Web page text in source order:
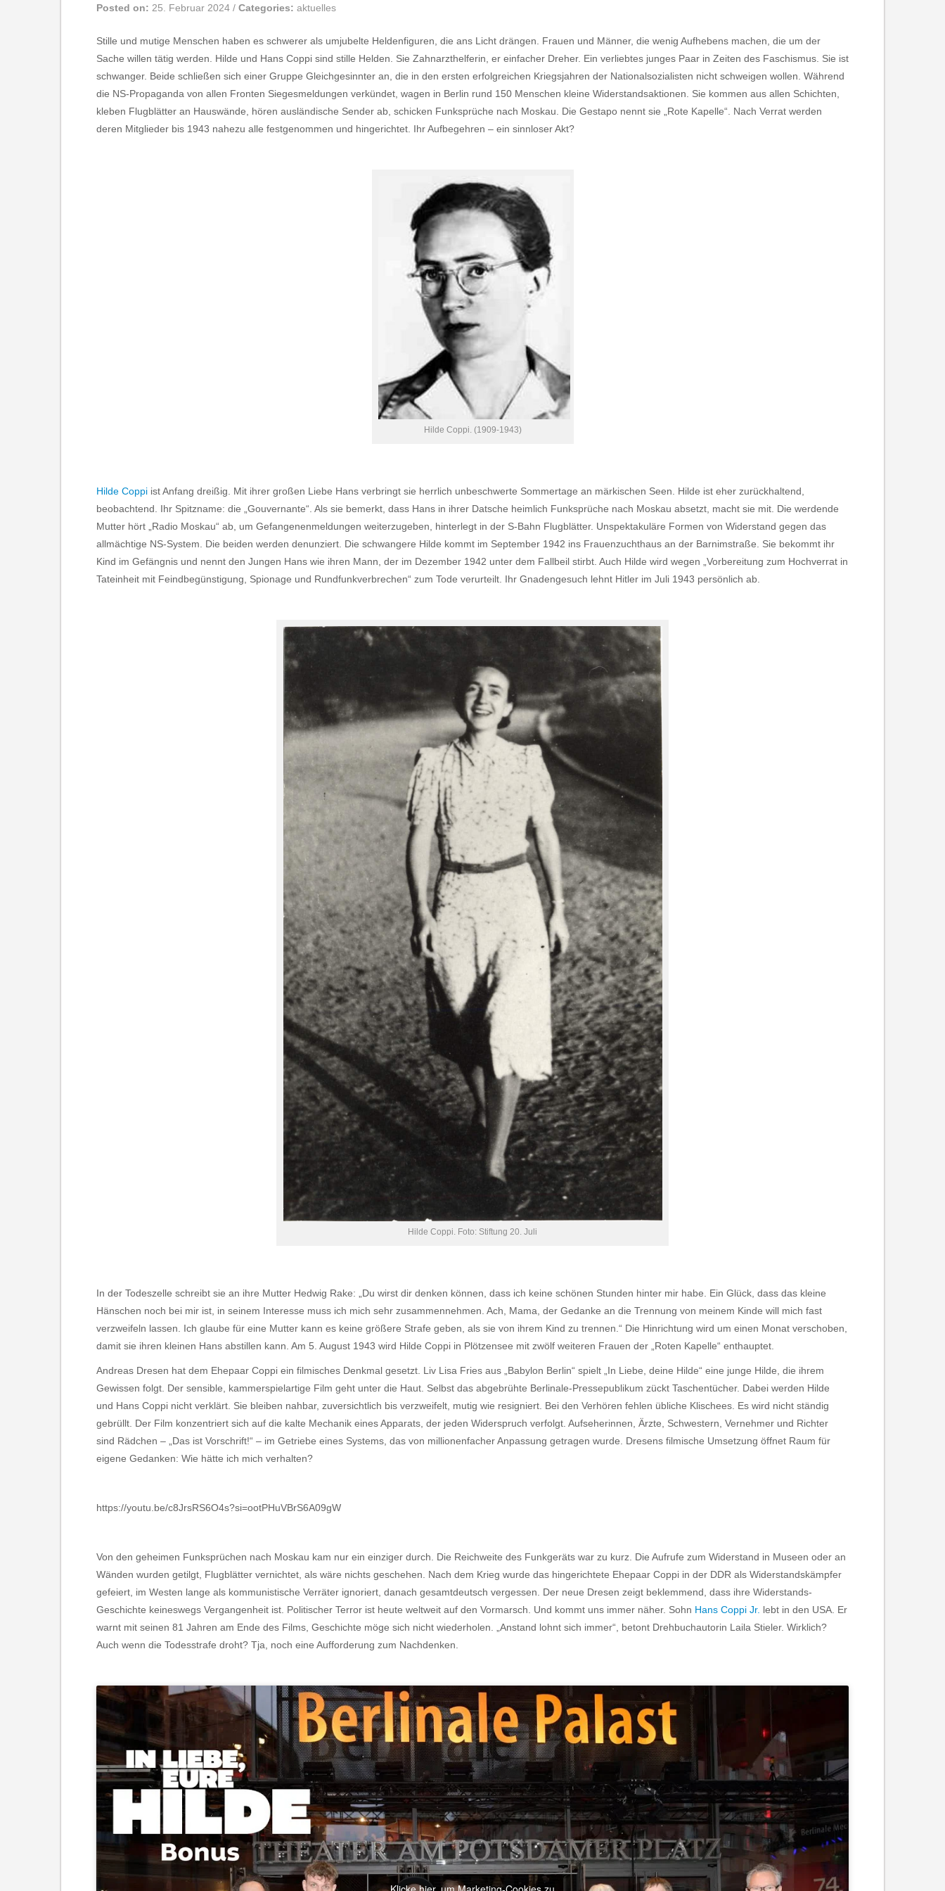
Posted on: 25. Februar 2024 / Categories: aktuelles
Stille und mutige Menschen haben es schwerer als umjubelte Heldenfiguren, die ans Licht drängen. Frauen und Männer, die wenig Aufhebens machen, die um der
Sache willen tätig werden. Hilde und Hans Coppi sind stille Helden. Sie Zahnarzthelferin, er einfacher Dreher. Ein verliebtes junges Paar in Zeiten des Faschismus. Sie ist
schwanger. Beide schließen sich einer Gruppe Gleichgesinnter an, die in den ersten erfolgreichen Kriegsjahren der Nationalsozialisten nicht schweigen wollen. Während
die NS-Propaganda von allen Fronten Siegesmeldungen verkündet, wagen in Berlin rund 150 Menschen kleine Widerstandsaktionen. Sie kommen aus allen Schichten,
kleben Flugblätter an Hauswände, hören ausländische Sender ab, schicken Funksprüche nach Moskau. Die Gestapo nennt sie „Rote Kapelle“. Nach Verrat werden
deren Mitglieder bis 1943 nahezu alle festgenommen und hingerichtet. Ihr Aufbegehren – ein sinnloser Akt?
Hilde Coppi. (1909-1943)
Hilde Coppi ist Anfang dreißig. Mit ihrer großen Liebe Hans verbringt sie herrlich unbeschwerte Sommertage an märkischen Seen. Hilde ist eher zurückhaltend,
beobachtend. Ihr Spitzname: die „Gouvernante“. Als sie bemerkt, dass Hans in ihrer Datsche heimlich Funksprüche nach Moskau absetzt, macht sie mit. Die werdende
Mutter hört „Radio Moskau“ ab, um Gefangenenmeldungen weiterzugeben, hinterlegt in der S-Bahn Flugblätter. Unspektakuläre Formen von Widerstand gegen das
allmächtige NS-System. Die beiden werden denunziert. Die schwangere Hilde kommt im September 1942 ins Frauenzuchthaus an der Barnimstraße. Sie bekommt ihr
Kind im Gefängnis und nennt den Jungen Hans wie ihren Mann, der im Dezember 1942 unter dem Fallbeil stirbt. Auch Hilde wird wegen „Vorbereitung zum Hochverrat in
Tateinheit mit Feindbegünstigung, Spionage und Rundfunkverbrechen“ zum Tode verurteilt. Ihr Gnadengesuch lehnt Hitler im Juli 1943 persönlich ab.
Hilde Coppi. Foto: Stiftung 20. Juli
In der Todeszelle schreibt sie an ihre Mutter Hedwig Rake: „Du wirst dir denken können, dass ich keine schönen Stunden hinter mir habe. Ein Glück, dass das kleine
Hänschen noch bei mir ist, in seinem Interesse muss ich mich sehr zusammennehmen. Ach, Mama, der Gedanke an die Trennung von meinem Kinde will mich fast
verzweifeln lassen. Ich glaube für eine Mutter kann es keine größere Strafe geben, als sie von ihrem Kind zu trennen.“ Die Hinrichtung wird um einen Monat verschoben,
damit sie ihren kleinen Hans abstillen kann. Am 5. August 1943 wird Hilde Coppi in Plötzensee mit zwölf weiteren Frauen der „Roten Kapelle“ enthauptet.
Andreas Dresen hat dem Ehepaar Coppi ein filmisches Denkmal gesetzt. Liv Lisa Fries aus „Babylon Berlin“ spielt „In Liebe, deine Hilde“ eine junge Hilde, die ihrem
Gewissen folgt. Der sensible, kammerspielartige Film geht unter die Haut. Selbst das abgebrühte Berlinale-Pressepublikum zückt Taschentücher. Dabei werden Hilde
und Hans Coppi nicht verklärt. Sie bleiben nahbar, zuversichtlich bis verzweifelt, mutig wie resigniert. Bei den Verhören fehlen übliche Klischees. Es wird nicht ständig
gebrüllt. Der Film konzentriert sich auf die kalte Mechanik eines Apparats, der jeden Widerspruch verfolgt. Aufseherinnen, Ärzte, Schwestern, Vernehmer und Richter
sind Rädchen – „Das ist Vorschrift!“ – im Getriebe eines Systems, das von millionenfacher Anpassung getragen wurde. Dresens filmische Umsetzung öffnet Raum für
eigene Gedanken: Wie hätte ich mich verhalten?
https://youtu.be/c8JrsRS6O4s?si=ootPHuVBrS6A09gW
Von den geheimen Funksprüchen nach Moskau kam nur ein einziger durch. Die Reichweite des Funkgeräts war zu kurz. Die Aufrufe zum Widerstand in Museen oder an
Wänden wurden getilgt, Flugblätter vernichtet, als wäre nichts geschehen. Nach dem Krieg wurde das hingerichtete Ehepaar Coppi in der DDR als Widerstandskämpfer
gefeiert, im Westen lange als kommunistische Verräter ignoriert, danach gesamtdeutsch vergessen. Der neue Dresen zeigt beklemmend, dass ihre Widerstands-
Geschichte keineswegs Vergangenheit ist. Politischer Terror ist heute weltweit auf den Vormarsch. Und kommt uns immer näher. Sohn Hans Coppi Jr. lebt in den USA. Er
warnt mit seinen 81 Jahren am Ende des Films, Geschichte möge sich nicht wiederholen. „Anstand lohnt sich immer“, betont Drehbuchautorin Laila Stieler. Wirklich?
Auch wenn die Todesstrafe droht? Tja, noch eine Aufforderung zum Nachdenken.